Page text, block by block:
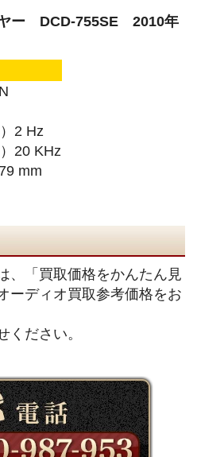
ー DCD-755SE 2010年
2 Hz
20 KHz
mm
、「買取価格をかんたん見
ーディオ買取参考価格をお
ください。